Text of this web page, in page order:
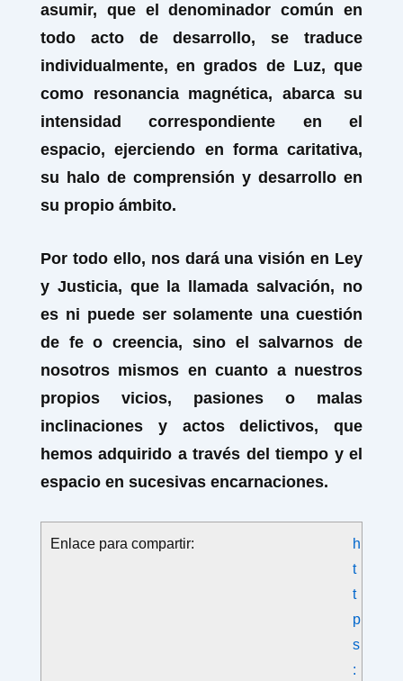
asumir, que el denominador común en
todo acto de desarrollo, se traduce
individualmente, en grados de Luz, que
como resonancia magnética, abarca su
intensidad correspondiente en el
espacio, ejerciendo en forma caritativa,
su halo de comprensión y desarrollo en
su propio ámbito.
Por todo ello, nos dará una visión en Ley
y Justicia, que la llamada salvación, no
es ni puede ser solamente una cuestión
de fe o creencia, sino el salvarnos de
nosotros mismos en cuanto a nuestros
propios vicios, pasiones o malas
inclinaciones y actos delictivos, que
hemos adquirido a través del tiempo y el
espacio en sucesivas encarnaciones.
Enlace para compartir:
h
t
t
p
s
: